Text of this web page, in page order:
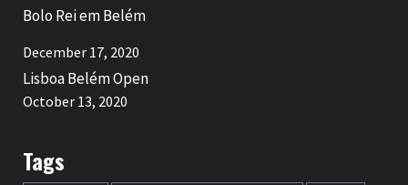
Bolo Rei em Belém
December 17, 2020
Lisboa Belém Open
October 13, 2020
Tags